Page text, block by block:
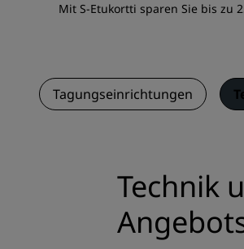
Mit S-Etukortti sparen Sie bis zu
Tagungseinrichtungen
Technik